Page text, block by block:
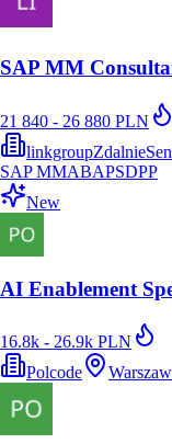
SAP MM
21 840 - 26 880 PLN
linkgroupZdalnie
SAP MMABAPSDPP
New
AI Enablement
16.8k - 26.9k PLN
Polcode